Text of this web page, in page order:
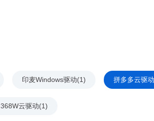
印麦Windows驱动(1) 拼多多云驱
368W云驱动(1)